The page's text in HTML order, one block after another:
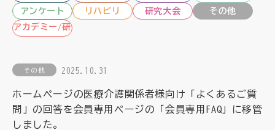
医療介護関係者向けよくあるご質問
会員の皆様
理念
地域包括ケア病棟・地域包括医療病棟について学ぶ
アンケート
リハビリ 研究大会
その他
アカデミー/研
その他 2025.10.31
ホームページの医療介護関係者様向け「よくあるご質
問」の回答を会員専用ページの「会員専用FAQ」に移管
しました。